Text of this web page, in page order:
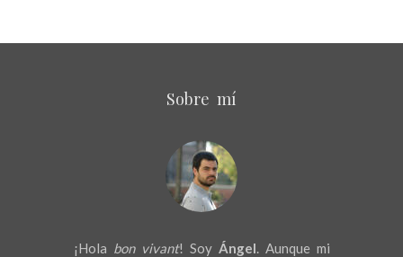
Sobre mí
¡Hola bon vivant! Soy Ángel. Aunque mi